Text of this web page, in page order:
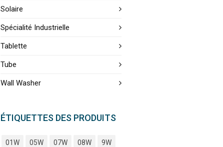
Solaire
Spécialité Industrielle
Tablette
Tube
Wall Washer
ÉTIQUETTES DES PRODUITS
01W 05W 07W 08W
9W